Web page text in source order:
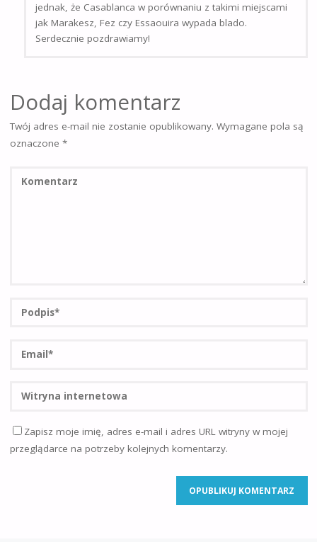
jednak, że Casablanca w porównaniu z takimi miejscami
jak Marakesz, Fez czy Essaouira wypada blado.
Serdecznie pozdrawiamy!
Dodaj komentarz
Twój adres e-mail nie zostanie opublikowany. Wymagane pola są
oznaczone *
Zapisz moje imię, adres e-mail i adres URL witryny w mojej
przeglądarce na potrzeby kolejnych komentarzy.